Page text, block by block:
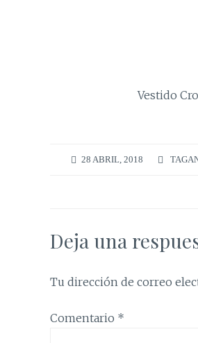
Vestido
28 ABRIL, 2018
Deja una
Tu dirección de correo
Comentario *